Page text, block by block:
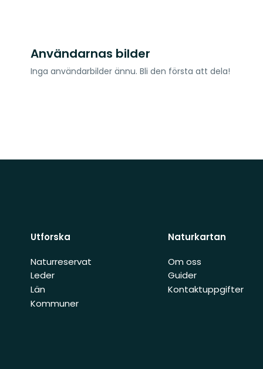
Användarnas bilder
Inga användarbilder ännu. Bli den första att dela!
Utforska
Naturreservat
Leder
Län
Kommuner
Naturkartan
Om oss
Guider
Kontaktuppgifter